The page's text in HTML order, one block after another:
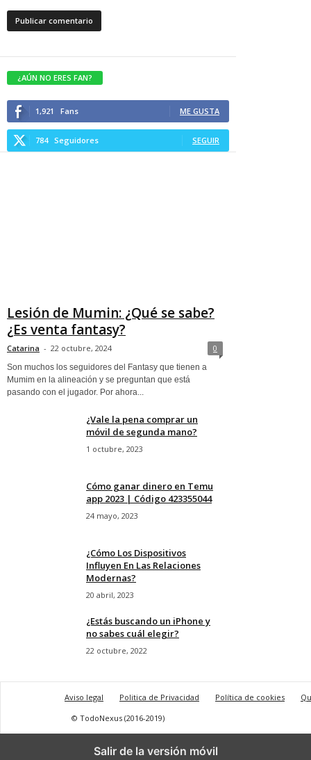
¿AÚN NO ERES FAN?
1,921 Fans ME GUSTA
784 Seguidores SEGUIR
Lesión de Mumin: ¿Qué se sabe?
¿Es venta fantasy?
Catarina - 22 octubre, 2024 0
Son muchos los seguidores del Fantasy que tienen a
Mumim en la alineación y se preguntan que está
pasando con el jugador. Por ahora...
¿Vale la pena comprar un
móvil de segunda mano?
1 octubre, 2023
Cómo ganar dinero en Temu
app 2023 | Código 423355044
24 mayo, 2023
¿Cómo Los Dispositivos
Influyen En Las Relaciones
Modernas?
20 abril, 2023
¿Estás buscando un iPhone y
no sabes cuál elegir?
22 octubre, 2022
Aviso legal Politica de Privacidad Política de cookies
© TodoNexus (2016-2019)
Salir de la versión móvil